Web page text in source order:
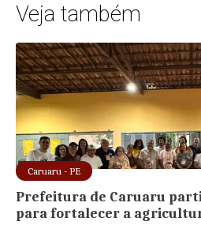
Veja também
Caruaru - PE
Prefeitura de Caruaru
para fortalecer a